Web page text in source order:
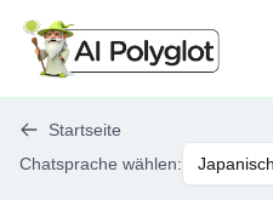
Startseite
Chatsprache wählen: Japanisch